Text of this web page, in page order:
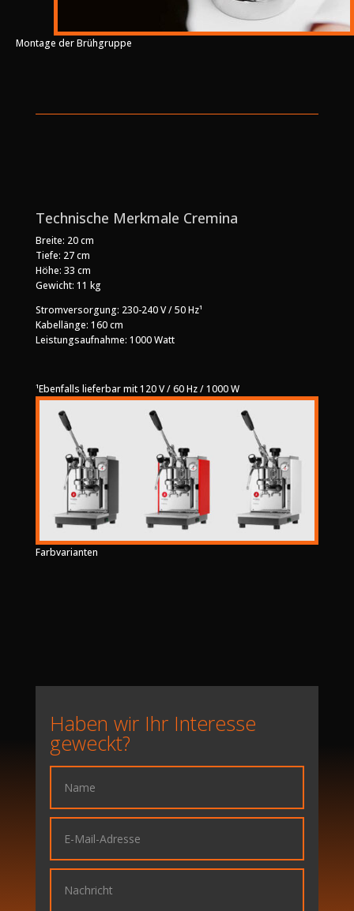
Montage der Brühgruppe
Technische Merkmale Cremina
Breite: 20 cm
Tiefe: 27 cm
Höhe: 33 cm
Gewicht: 11 kg
Stromversorgung: 230-240 V / 50 Hz¹
Kabellänge: 160 cm
Leistungsaufnahme: 1000 Watt
¹Ebenfalls lieferbar mit 120 V / 60 Hz / 1000 W
Farbvarianten
Haben wir Ihr Interesse
geweckt?